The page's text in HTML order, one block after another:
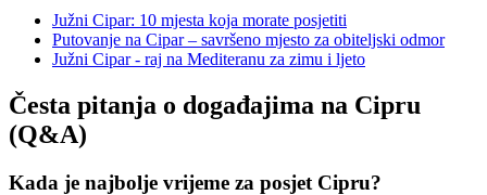
Južni Cipar: 10 mjesta koja morate posjetiti
Putovanje na Cipar – savršeno mjesto za obiteljski odmor
Južni Cipar - raj na Mediteranu za zimu i ljeto
Česta pitanja o događajima na Cipru
(Q&A)
Kada je najbolje vrijeme za posjet Cipru?